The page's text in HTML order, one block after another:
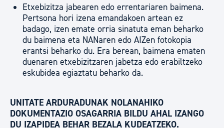
Etxebizitza jabearen edo errentariaren baimena.
Pertsona hori izena emandakoen artean ez
badago, izen emate orria sinatuta eman beharko
du baimena eta NANaren edo AIZen fotokopia
erantsi beharko du. Era berean, baimena ematen
duenaren etxebizitzaren jabetza edo erabiltzeko
eskubidea egiaztatu beharko da.
UNITATE ARDURADUNAK NOLANAHIKO
DOKUMENTAZIO OSAGARRIA BILDU AHAL IZANGO
DU IZAPIDEA BEHAR BEZALA KUDEATZEKO.